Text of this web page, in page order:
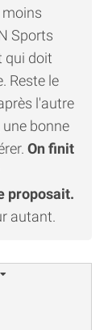
moins
Sports
qui doit
Reste le
l'autre
bonne
On finit
proposait.
autant.